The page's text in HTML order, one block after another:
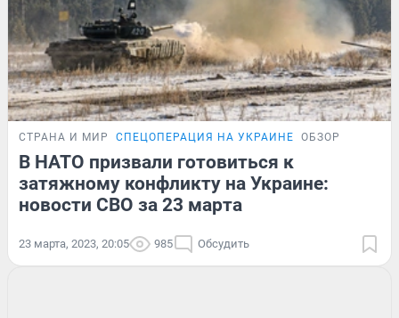
СТРАНА И МИР СПЕЦОПЕРАЦИЯ НА УКРАИНЕ ОБЗОР
В НАТО призвали готовиться к
затяжному конфликту на Украине:
новости СВО за 23 марта
23 марта, 2023, 20:05 985 Обсудить